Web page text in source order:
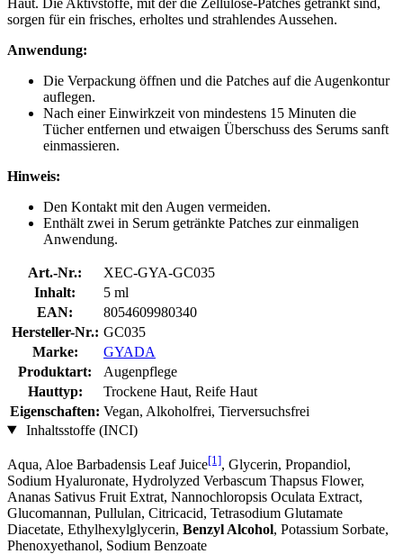
sorgen für ein frisches, erholtes und strahlendes Aussehen.
Anwendung:
Die Verpackung öffnen und die Patches auf die Augenkontur
auflegen.
Nach einer Einwirkzeit von mindestens 15 Minuten die
Tücher entfernen und etwaigen Überschuss des Serums sanft
einmassieren.
Hinweis:
Den Kontakt mit den Augen vermeiden.
Enthält zwei in Serum getränkte Patches zur einmaligen
Anwendung.
Art.-Nr.:
XEC-GYA-GC035
Inhalt:
5 ml
EAN:
8054609980340
Hersteller-Nr.: GC035
Marke:
GYADA
Produktart:
Augenpflege
Hauttyp:
Trockene Haut, Reife Haut
Eigenschaften: Vegan, Alkoholfrei, Tierversuchsfrei
Inhaltsstoffe (INCI)
Aqua, Aloe Barbadensis Leaf Juice[1], Glycerin, Propandiol,
Sodium Hyaluronate, Hydrolyzed Verbascum Thapsus Flower,
Ananas Sativus Fruit Extrat, Nannochloropsis Oculata Extract,
Glucomannan, Pullulan, Citricacid, Tetrasodium Glutamate
Diacetate, Ethylhexylglycerin, Benzyl Alcohol, Potassium Sorbate,
Phenoxyethanol, Sodium Benzoate